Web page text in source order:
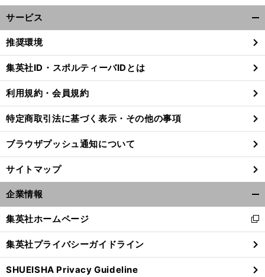
サービス
閉
る
推奨環境
集英社ID・スポルティーバIDとは
利用規約・会員規約
特定商取引法に基づく表示・その他の事項
ブラウザプッシュ通知について
サイトマップ
企業情報
閉
る
集英社ホームページ
新
し
い
ウ
ィ
集英社プライバシーガイドライン
SHUEISHA Privacy Guideline